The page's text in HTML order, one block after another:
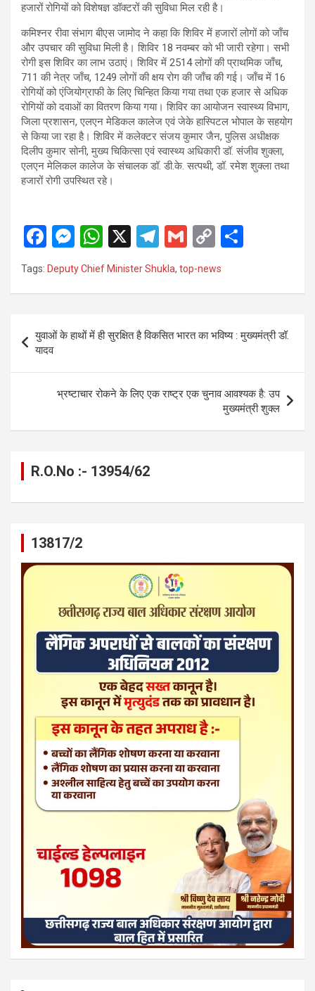
हजारों रोगियों को विशेषज्ञ डॉक्टरों की सुविधा मिल रही है।
कमिश्नर रीवा संभाग बीएस जामोद ने कहा कि शिविर में हजारों लोगों को जाँच
और उपचार की सुविधा मिली है। शिविर 18 नवम्बर को भी जारी रहेगा। सभी
रोगी इस शिविर का लाभ उठाएं। शिविर में 2514 लोगों की प्राथमिक जाँच,
711 की नेत्र जाँच, 1249 लोगों की क्षय रोग की जाँच की गई। जाँच में 16
रोगियों को एंजियोग्राफी के लिए चिन्हित किया गया तथा एक हजार से अधिक
रोगियों को दवाओं का वितरण किया गया। शिविर का आयोजन स्वास्थ्य विभाग,
जिला प्रशासन, एलएन मेडिकल कालेज एवं जेके हास्पिटल भोपाल के सहयोग
से किया जा रहा है। शिविर में कलेक्टर संजय कुमार जैन, पुलिस अधीक्षक
दिलीप कुमार सोनी, मुख्य चिकित्सा एवं स्वास्थ्य अधिकारी डॉ. संजीव शुक्ला,
एलएन मेलिकल कालेज के संचालक डॉ. डी.के. सत्पथी, डॉ. रमेश शुक्ला तथा
हजारों रोगी उपस्थित रहे।
F
a
ce
o
o
k
M
es
se
g
W
h
at
A
p
p
X
T
el
e
a
G
ail
C
py
n
Tags: Deputy Chief Minister Shukla, top-news
navigation
युवाओं के हाथों में ही सुरक्षित है विकसित भारत का भविष्य : मुख्यमंत्री डॉ.
यादव
भ्रष्टाचार रोकने के लिए एक राष्ट्र एक चुनाव आवश्यक है: उप
मुख्यमंत्री शुक्ल
R.O.No :- 13954/62
13817/2